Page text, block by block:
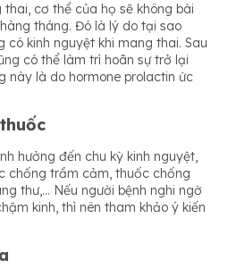
cơ thể của họ sẽ không bài
tháng. Đó là lý do tại sao
có kinh nguyệt khi mang thai. Sau
có thể làm trì hoãn sự trở lại
này là do hormone prolactin ức
hưởng đến chu kỳ kinh nguyệt,
chống trầm cảm, thuốc chống
thư,… Nếu người bệnh nghi ngờ
kinh, thì nên tham khảo ý kiến